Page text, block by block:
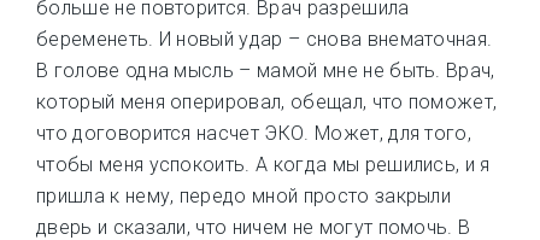
больше не повторится. Врач разрешила
беременеть. И новый удар – снова внематочная.
В голове одна мысль – мамой мне не быть. Врач,
который меня оперировал, обещал, что поможет,
что договорится насчет ЭКО. Может, для того,
чтобы меня успокоить. А когда мы решились, и я
пришла к нему, передо мной просто закрыли
дверь и сказали, что ничем не могут помочь. В